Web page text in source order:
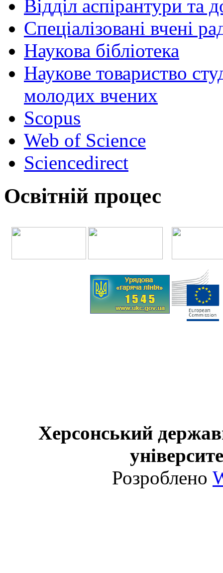
Відділ аспірантури та
Спеціалізовані вчені
Наукова бібліотека
Наукове товариство
молодих вчених
Scopus
Web of Science
Sciencedirect
Освітній процес
Херсонський
Розроблено